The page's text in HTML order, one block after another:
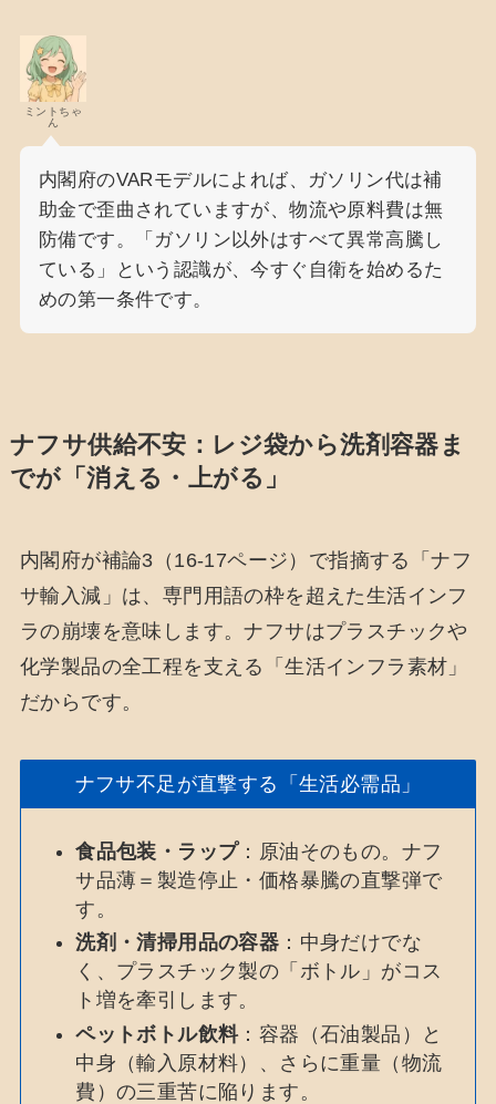
ミントちゃ
ん
内閣府のVARモデルによれば、ガソリン代は補
助金で歪曲されていますが、物流や原料費は無
防備です。「ガソリン以外はすべて異常高騰し
ている」という認識が、今すぐ自衛を始めるた
めの第一条件です。
ナフサ供給不安：レジ袋から洗剤容器ま
でが「消える・上がる」
内閣府が補論3（16-17ページ）で指摘する「ナフ
サ輸入減」は、専門用語の枠を超えた生活インフ
ラの崩壊を意味します。ナフサはプラスチックや
化学製品の全工程を支える「生活インフラ素材」
だからです。
ナフサ不足が直撃する「生活必需品」
食品包装・ラップ：原油そのもの。ナフ
サ品薄＝製造停止・価格暴騰の直撃弾で
す。
洗剤・清掃用品の容器 ：中身だけでな
く、プラスチック製の「ボトル」がコス
ト増を牽引します。
ペットボトル飲料：容器（石油製品）と
中身（輸入原材料）、さらに重量（物流
費）の三重苦に陥ります。